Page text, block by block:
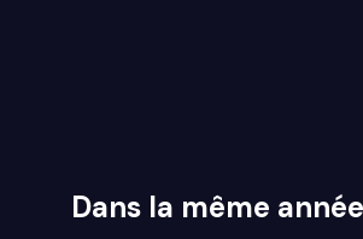
Dans la même